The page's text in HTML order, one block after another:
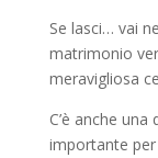
Se lasci… vai
matrimonio
meravigliosa
C’è anche
importante